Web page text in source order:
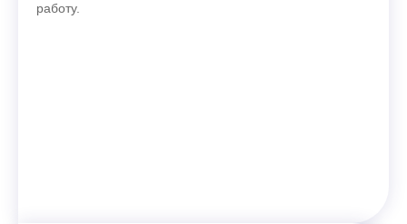
работу.